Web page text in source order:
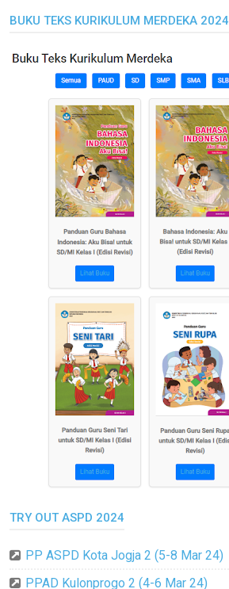
BUKU TEKS KURIKULUM MERDEKA 2024
TRY OUT ASPD 2024
PP ASPD Kota Jogja 2 (5-8 Mar 24)
PPAD Kulonprogo 2 (4-6 Mar 24)